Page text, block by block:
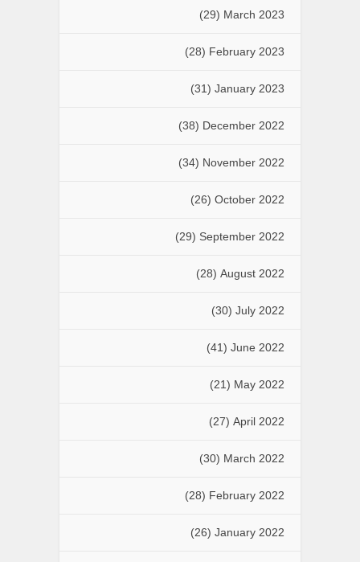
March 2023
(29)
February 2023
(28)
January 2023
(31)
December 2022
(38)
November 2022
(34)
October 2022
(26)
September 2022
(29)
August 2022
(28)
July 2022
(30)
June 2022
(41)
May 2022
(21)
April 2022
(27)
March 2022
(30)
February 2022
(28)
January 2022
(26)